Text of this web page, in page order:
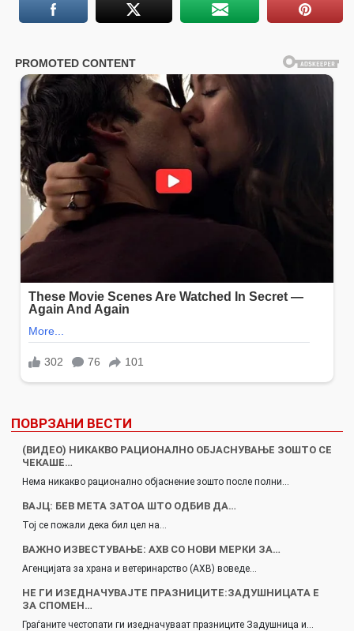
ПОВРЗАНИ ВЕСТИ
(ВИДЕО) НИКАКВО РАЦИОНАЛНО ОБЈАСНУВАЊЕ ЗОШТО СЕ
ЧЕКАШЕ…
Нема никакво рационално објаснение зошто после полни…
ВАЈЦ: БЕВ МЕТА ЗАТОА ШТО ОДБИВ ДА…
Тој се пожали дека бил цел на…
ВАЖНО ИЗВЕСТУВАЊЕ: АХВ СО НОВИ МЕРКИ ЗА…
Агенцијата за храна и ветеринарство (АХВ) воведе…
НЕ ГИ ИЗЕДНАЧУВАЈТЕ ПРАЗНИЦИТЕ:ЗАДУШНИЦАТА Е
ЗА СПОМЕН…
Граѓаните честопати ги изедначуваат празниците Задушница и…